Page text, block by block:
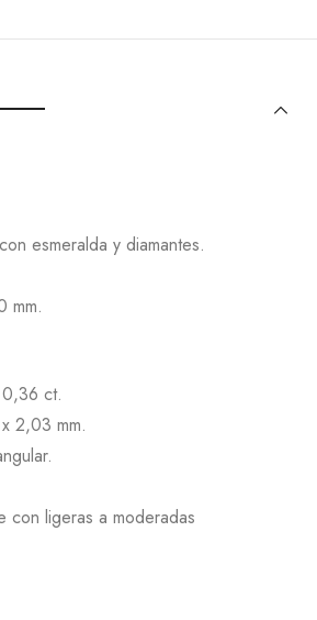
esmeralda y diamantes.
mm.
0,36 ct.
2,03 mm.
con ligeras a moderadas